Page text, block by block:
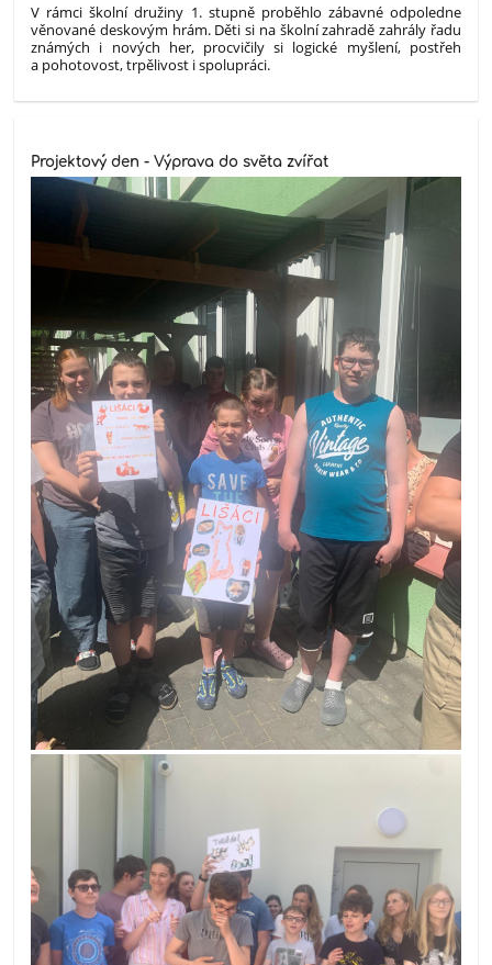
V rámci školní družiny 1. stupně proběhlo zábavné odpoledne
věnované deskovým hrám. Děti si na školní zahradě zahrály řadu
známých i nových her, procvičily si logické myšlení, postřeh
a pohotovost, trpělivost i spolupráci.
Projektový den - Výprava do světa zvířat